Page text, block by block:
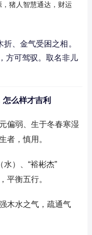
猪人智慧通达，财运
、金气受困之相。
方可驾驭。取名非儿
么样才吉利
偏弱、生于冬春寒湿
者，慎用。
水）、“裕彬杰”
平衡五行。
木水之气，疏通气